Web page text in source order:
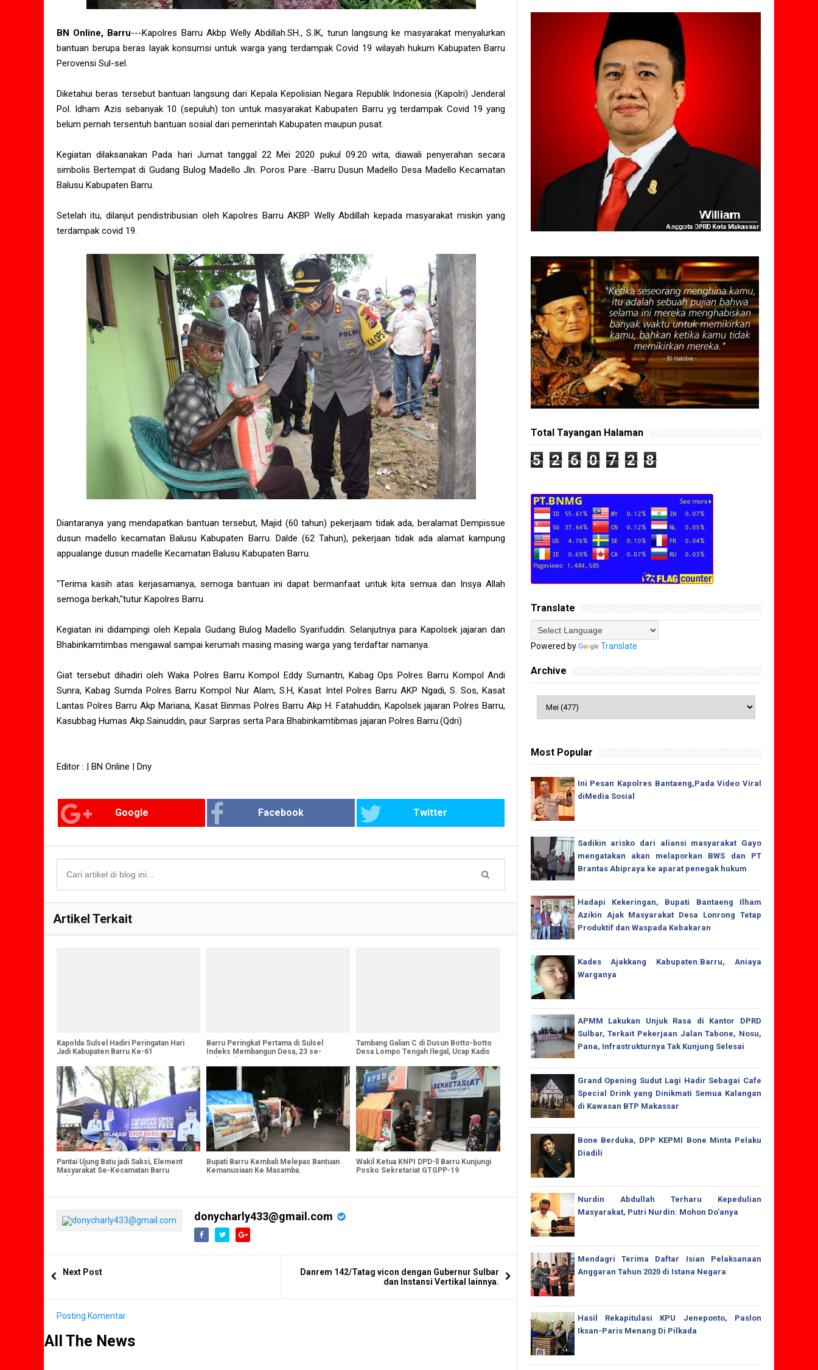
BN Online, Barru---Kapolres Barru Akbp Welly Abdillah.SH., S.IK, turun langsung ke masyarakat menyalurkan
bantuan berupa beras layak konsumsi untuk warga yang terdampak Covid 19 wilayah hukum Kabupaten Barru
Perovensi Sul-sel.
Diketahui beras tersebut bantuan langsung dari Kepala Kepolisian Negara Republik Indonesia (Kapolri) Jenderal
Pol. Idham Azis sebanyak 10 (sepuluh) ton untuk masyarakat Kabupaten Barru yg terdampak Covid 19 yang
belum pernah tersentuh bantuan sosial dari pemerintah Kabupaten maupun pusat.
Kegiatan dilaksanakan Pada hari Jumat tanggal 22 Mei 2020 pukul 09.20 wita, diawali penyerahan secara
simbolis Bertempat di Gudang Bulog Madello Jln. Poros Pare -Barru Dusun Madello Desa Madello Kecamatan
Balusu Kabupaten Barru.
Setelah itu, dilanjut pendistribusian oleh Kapolres Barru AKBP Welly Abdillah kepada masyarakat miskin yang
terdampak covid 19.
Diantaranya yang mendapatkan bantuan tersebut, Majid (60 tahun) pekerjaam tidak ada, beralamat Dempissue
dusun madello kecamatan Balusu Kabupaten Barru. Dalde (62 Tahun), pekerjaan tidak ada alamat kampung
appualange dusun madelle Kecamatan Balusu Kabupaten Barru.
"Terima kasih atas kerjasamanya, semoga bantuan ini dapat bermanfaat untuk kita semua dan Insya Allah
semoga berkah,"tutur Kapolres Barru.
Kegiatan ini didampingi oleh Kepala Gudang Bulog Madello Syarifuddin. Selanjutnya para Kapolsek jajaran dan
Bhabinkamtimbas mengawal sampai kerumah masing masing warga yang terdaftar namanya.
Giat tersebut dihadiri oleh Waka Polres Barru Kompol Eddy Sumantri, Kabag Ops Polres Barru Kompol Andi
Sunra, Kabag Sumda Polres Barru Kompol Nur Alam, S.H, Kasat Intel Polres Barru AKP Ngadi, S. Sos, Kasat
Lantas Polres Barru Akp Mariana, Kasat Binmas Polres Barru Akp H. Fatahuddin, Kapolsek jajaran Polres Barru,
Kasubbag Humas Akp.Sainuddin, paur Sarpras serta Para Bhabinkamtibmas jajaran Polres Barru.(Qdri)
Editor : | BN Online | Dny
Google Facebook Twitter
Artikel Terkait
Kapolda Sulsel Hadiri Peringatan Hari
Jadi Kabupaten Barru Ke-61
Barru Peringkat Pertama di Sulsel
Indeks Membangun Desa, 23 se-
Tambang Galian C di Dusun Botto-botto
Desa Lompo Tengah Ilegal, Ucap Kadis
Pantai Ujung Batu jadi Saksi, Element
Masyarakat Se-Kecamatan Barru
Bupati Barru Kembali Melepas Bantuan
Kemanusiaan Ke Masamba.
Wakil Ketua KNPI DPD-ll Barru Kunjungi
Posko Sekretariat GTGPP-19
donycharly433@gmail.com
Next Post
Danrem 142/Tatag vicon dengan Gubernur Sulbar
dan Instansi Vertikal lainnya.
Posting Komentar
All The News
Total Tayangan Halaman
5 2 6 0 7 2 8
Translate
Powered by Translate
Archive
Most Popular
Ini Pesan Kapolres Bantaeng,Pada Video Viral
diMedia Sosial
Sadikin arisko dari aliansi masyarakat Gayo
mengatakan akan melaporkan BWS dan PT
Brantas Abipraya ke aparat penegak hukum
Hadapi Kekeringan, Bupati Bantaeng Ilham
Azikin Ajak Masyarakat Desa Lonrong Tetap
Produktif dan Waspada Kebakaran
Kades Ajakkang Kabupaten.Barru, Aniaya
Warganya
APMM Lakukan Unjuk Rasa di Kantor DPRD
Sulbar, Terkait Pekerjaan Jalan Tabone, Nosu,
Pana, Infrastrukturnya Tak Kunjung Selesai
Grand Opening Sudut Lagi Hadir Sebagai Cafe
Special Drink yang Dinikmati Semua Kalangan
di Kawasan BTP Makassar
Bone Berduka, DPP KEPMI Bone Minta Pelaku
Diadili
Nurdin Abdullah Terharu Kepedulian
Masyarakat, Putri Nurdin: Mohon Do'anya
Mendagri Terima Daftar Isian Pelaksanaan
Anggaran Tahun 2020 di Istana Negara
Hasil Rekapitulasi KPU Jeneponto, Paslon
Iksan-Paris Menang Di Pilkada